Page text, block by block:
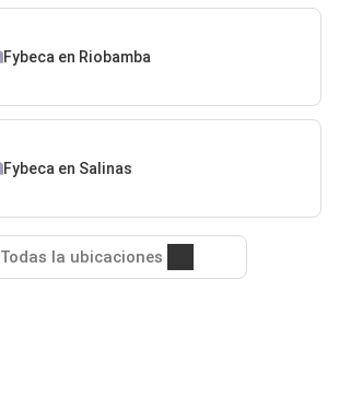
Fybeca en Riobamba
Fybeca en Salinas
Todas la ubicaciones